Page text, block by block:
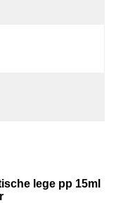
lege pp 15ml